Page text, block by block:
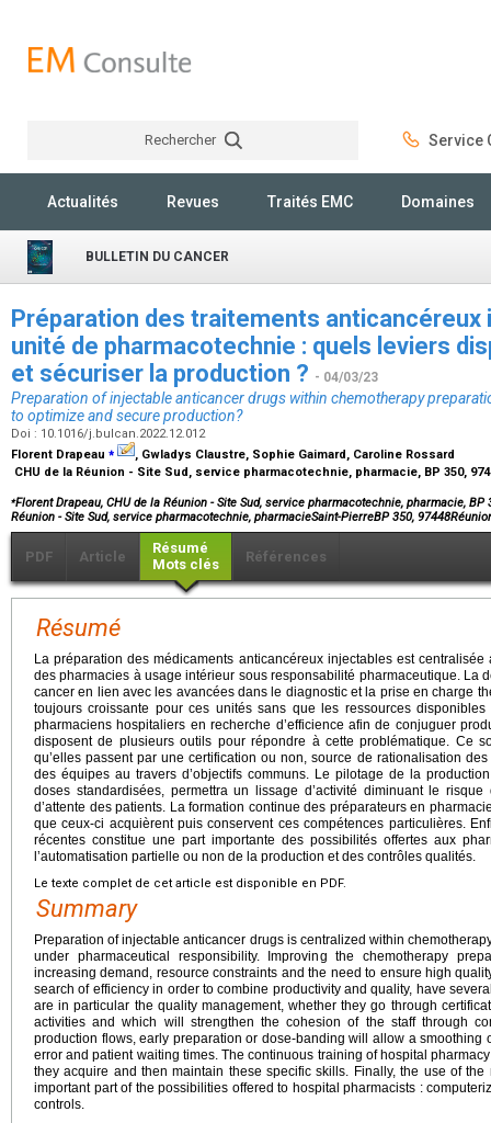
Rechercher Service
Actualités Revues Traités EMC Domaines
BULLETIN DU CANCER
Préparation des traitements anticancéreux
unité de pharmacotechnie : quels leviers
et sécuriser la production ? - 04/03/23
Preparation of injectable anticancer drugs within chemotherapy
to optimize and secure production?
Doi : 10.1016/j.bulcan.2022.12.012
Florent Drapeau ⁎
, Gwladys Claustre, Sophie Gaimard, Caroline Rossard
CHU de la Réunion - Site Sud, service pharmacotechnie, pharmacie, BP 350,
⁎Florent Drapeau, CHU de la Réunion - Site Sud, service pharmacotechnie, pharmacie, BP
Réunion - Site Sud, service pharmacotechnie, pharmacieSaint-PierreBP 350,
PDF Article
Résumé
Mots clés
Références
Résumé
La préparation des médicaments anticancéreux injectables est
des pharmacies à usage intérieur sous responsabilité pharmaceutique. La
cancer en lien avec les avancées dans le diagnostic et la prise en charge
toujours croissante pour ces unités sans que les ressources
pharmaciens hospitaliers en recherche d’efficience afin de conjuguer
disposent de plusieurs outils pour répondre à cette problématique. Ce
qu’elles passent par une certification ou non, source de rationalisation
des équipes au travers d’objectifs communs. Le pilotage de la
doses standardisées, permettra un lissage d’activité diminuant le risque
d’attente des patients. La formation continue des préparateurs en
que ceux-ci acquièrent puis conservent ces compétences particulières.
récentes constitue une part importante des possibilités offertes aux
l’automatisation partielle ou non de la production et des contrôles qualités.
Le texte complet de cet article est disponible en PDF.
Summary
Preparation of injectable anticancer drugs is centralized within
under pharmaceutical responsibility. Improving the chemotherapy
increasing demand, resource constraints and the need to ensure high
search of efficiency in order to combine productivity and quality, have
are in particular the quality management, whether they go through
activities and which will strengthen the cohesion of the staff through
production flows, early preparation or dose-banding will allow a smoothing
error and patient waiting times. The continuous training of hospital
they acquire and then maintain these specific skills. Finally, the use of
important part of the possibilities offered to hospital pharmacists :
controls.